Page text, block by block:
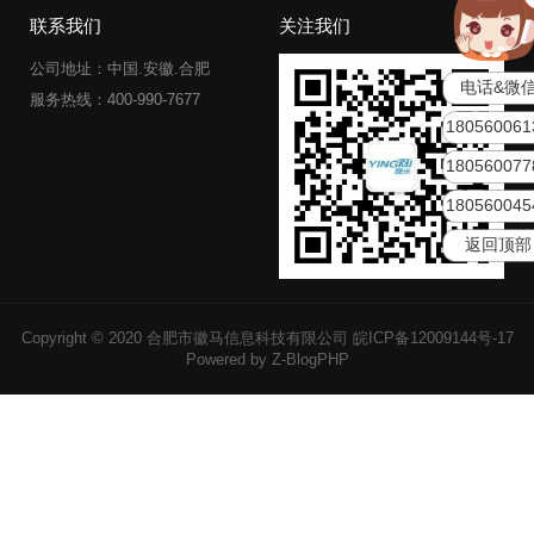
联系我们
公司地址：中国.安徽.合肥
服务热线：400-990-7677
关注我们
Copyright © 2020 合肥市徽马信息科技有限公司 皖ICP备12009144号-17
Powered by Z-BlogPHP
电话&微
返回顶部